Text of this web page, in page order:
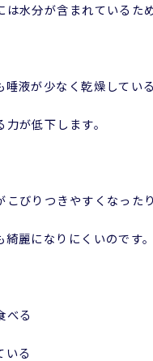
水分が含まれているた
唾液が少なく乾燥してい
が低下します。
こびりつきやすくなった
麗になりにくいのです。
べる
いる